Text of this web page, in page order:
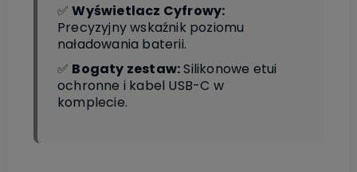
✅Wyświetlacz Cyfrowy:
Precyzyjny wskaźnik poziomu
naładowania baterii.
✅ Bogaty zestaw:Silikonowe etui
ochronne i kabel USB-C w
komplecie.